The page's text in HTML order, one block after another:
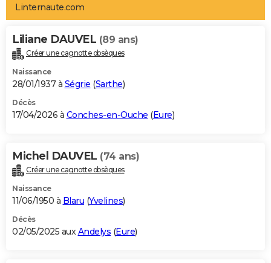
Art de vivre
Bien-être
Loisirs
Mode
Modes de vie
Alimentation
Guide de la santé
Maladies
Médicaments
Sommeil
VOYAGE
Destinations
City break
Voyage nature
Voyage de noces
Forum
Climat
+PHOTO
GUIDES D'ACHAT
BONS PLANS
Carte de Noël
Carte Bonne année
Carte Saint-Valentin
Carte Pâques
Carte d'anniversaire
DICTIONNAIRE
Dictionnaire
Biographies
Citations
Expressions
Proverbes
PROGRAMME TV
S'inscrire
Se connecter
Lycées
Collèges
Primaires
Universités
Entreprises
Service militaire
Avis de recherche
AVIS DE DÉCÈS
Linternaute.com
Liliane DAUVEL (89 ans)
Créer une cagnotte obsèques
Naissance
28/01/1937 à Ségrie (Sarthe)
Décès
17/04/2026 à Conches-en-Ouche (Eure)
Michel DAUVEL (74 ans)
Créer une cagnotte obsèques
Naissance
11/06/1950 à Blaru (Yvelines)
Décès
02/05/2025 auxAndelys (Eure)